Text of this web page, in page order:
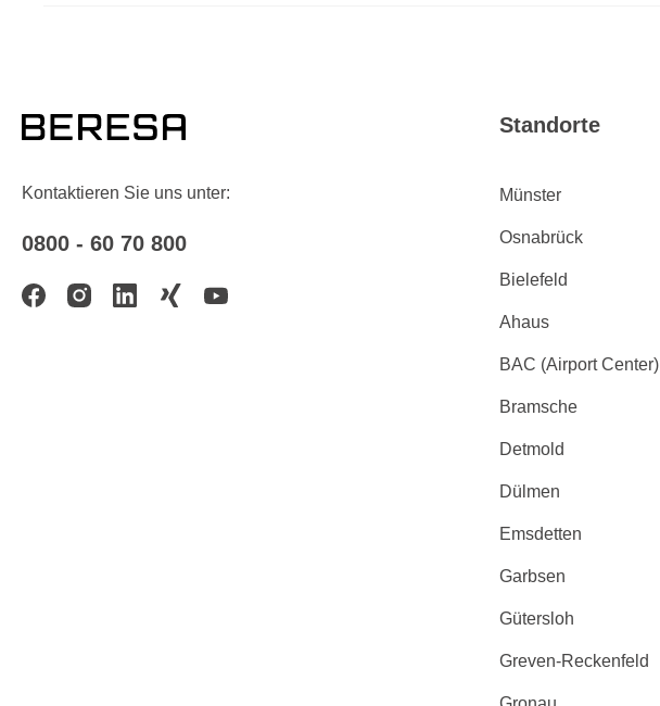
Kontaktieren Sie uns unter:
0800 - 60 70 800
Standorte
Münster
Osnabrück
Bielefeld
Ahaus
BAC (Airport Center)
Bramsche
Detmold
Dülmen
Emsdetten
Garbsen
Gütersloh
Greven-Reckenfeld